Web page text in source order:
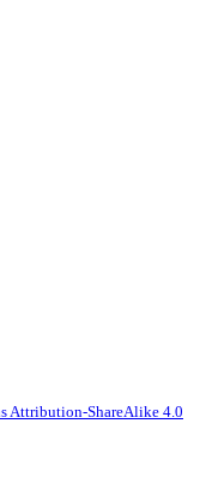
Attribution-ShareAlike 4.0